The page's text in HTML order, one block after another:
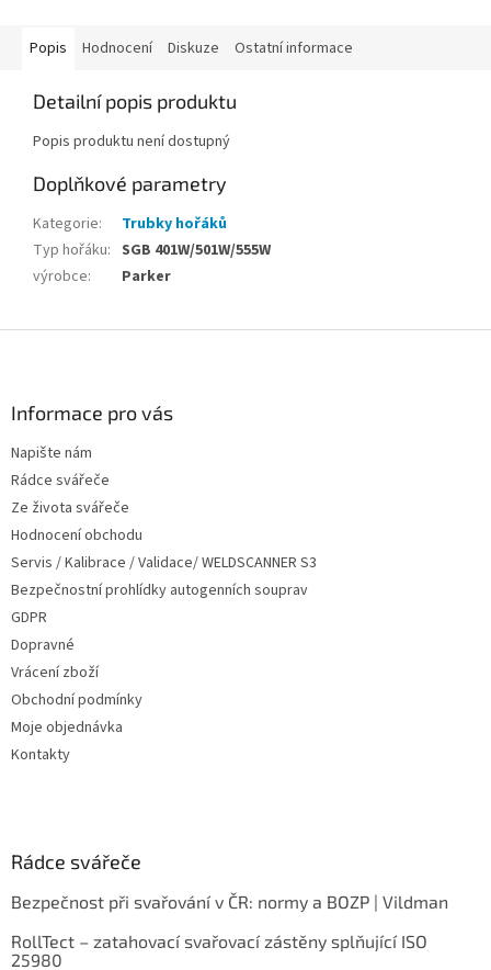
Popis Hodnocení Diskuze Ostatní informace
Detailní popis produktu
Popis produktu není dostupný
Doplňkové parametry
Kategorie:
Trubky hořáků
Typ hořáku: SGB 401W/501W/555W
výrobce: Parker
Informace pro vás
Napište nám
Rádce svářeče
Ze života svářeče
Hodnocení obchodu
Servis / Kalibrace / Validace/ WELDSCANNER S3
Bezpečnostní prohlídky autogenních souprav
GDPR
Dopravné
Vrácení zboží
Obchodní podmínky
Moje objednávka
Kontakty
Rádce svářeče
Bezpečnost při svařování v ČR: normy a BOZP | Vildman
RollTect – zatahovací svařovací zástěny splňující ISO
25980